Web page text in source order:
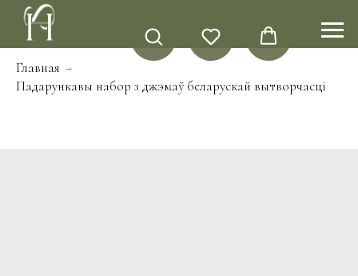
Главная →
Падарункавы набор з джэмаў беларускай вытворчасці